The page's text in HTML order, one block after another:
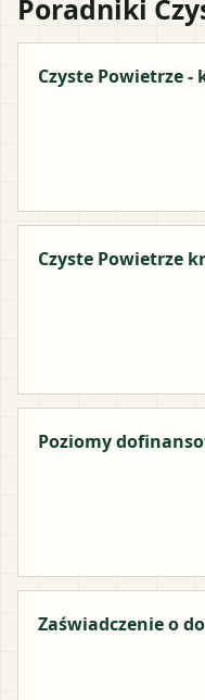
Poradniki
Czyste Powietrze
Czyste Powietrze
Poziomy
Zaświadczenie o